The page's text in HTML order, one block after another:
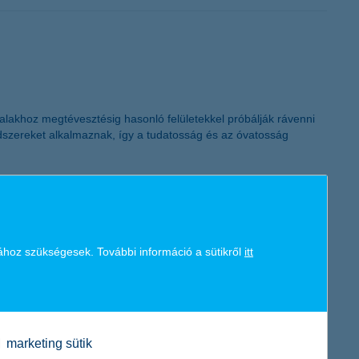
megtévesztésig hasonló felületekkel próbálják rávenni
alkalmaznak, így a tudatosság és az óvatosság
szükségesek. További információ a sütikről itt
marketing sütik